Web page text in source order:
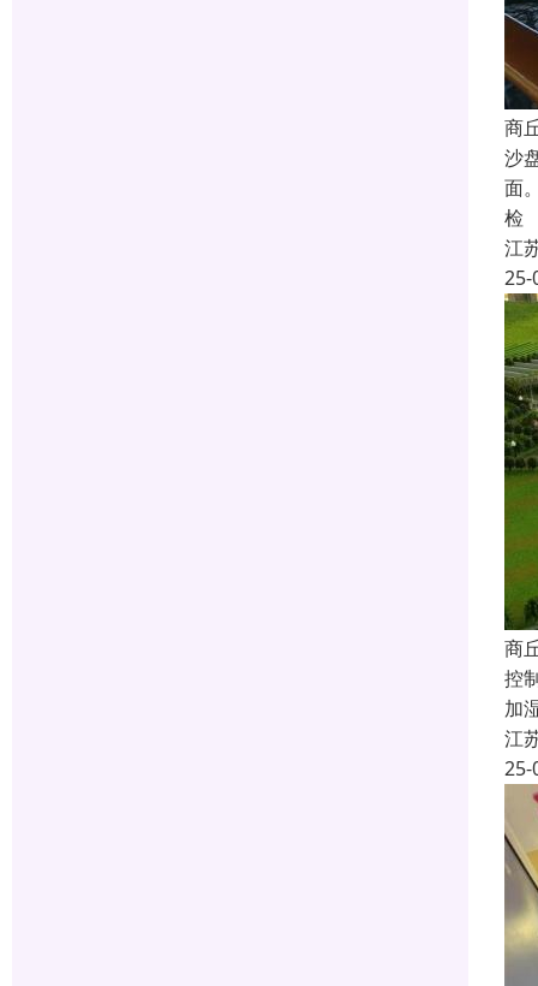
商
沙
面
检
江
25-
商
控
加
江
25-